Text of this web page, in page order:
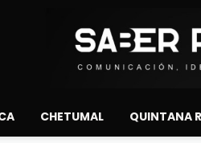
CHETUMAL QUINTANA